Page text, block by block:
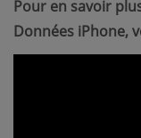
Pour en savoir
Données iPhone,